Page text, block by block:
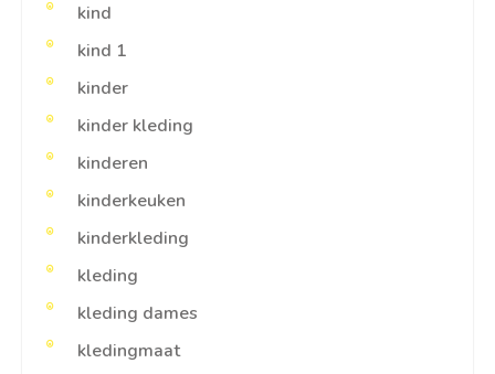
kind
kind 1
kinder
kinder kleding
kinderen
kinderkeuken
kinderkleding
kleding
kleding dames
kledingmaat